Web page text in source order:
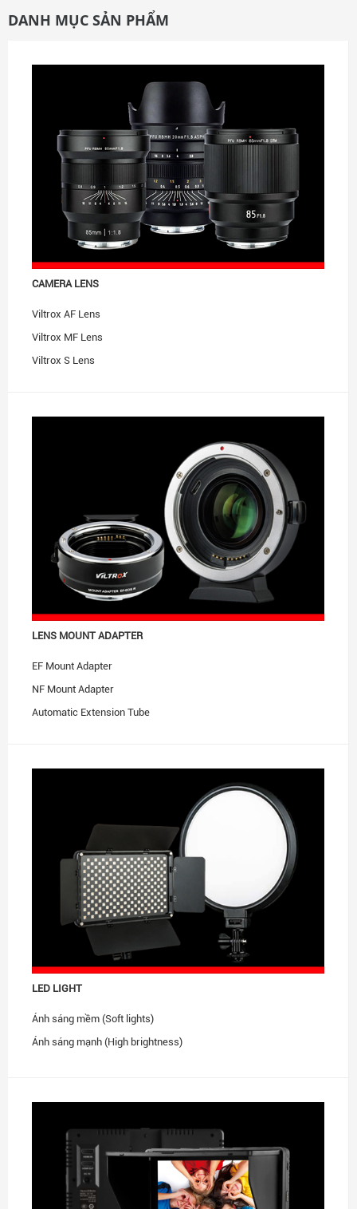
DANH MỤC SẢN PHẨM
CAMERA LENS
Viltrox AF Lens
Viltrox MF Lens
Viltrox S Lens
LENS MOUNT ADAPTER
EF Mount Adapter
NF Mount Adapter
Automatic Extension Tube
LED LIGHT
Ánh sáng mềm (Soft lights)
Ánh sáng mạnh (High brightness)